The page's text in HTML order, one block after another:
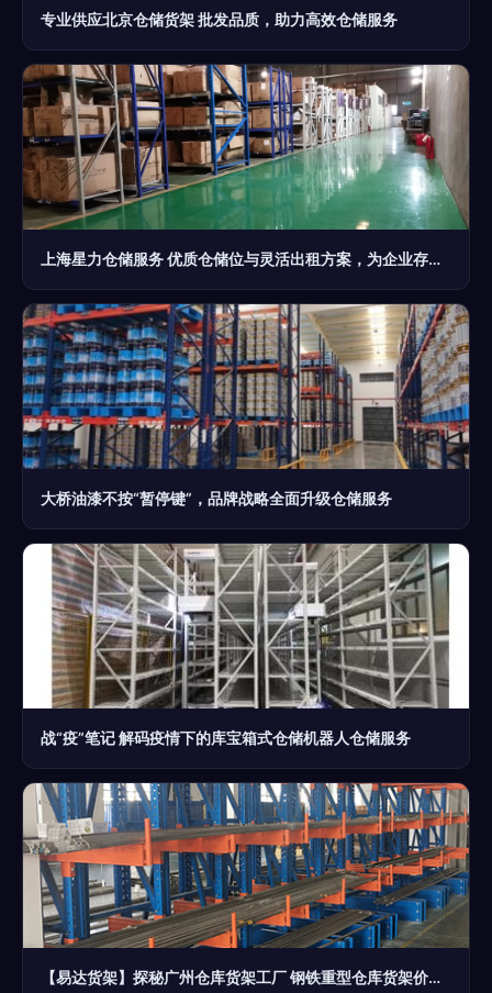
专业供应北京仓储货架 批发品质，助力高效仓储服务
上海星力仓储服务 优质仓储位与灵活出租方案，为企业存储保驾护航
大桥油漆不按“暂停键”，品牌战略全面升级仓储服务
战“疫”笔记 解码疫情下的库宝箱式仓储机器人仓储服务
【易达货架】探秘广州仓库货架工厂 钢铁重型仓库货架价格全解析与仓储服务一体化方案